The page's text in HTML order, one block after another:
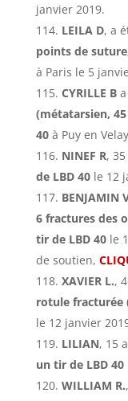
janvier 2019.
LEILA D, a
points de
à Paris le 5
CYRILLE Ba
(métatarsien, 45
40à Puy en
NINEF R,
de LBD 40le 12
BENJAMIN
6 fractures des
tir de LBD 40le
de soutien,
XAVIER L.,
rotule fracturée
le 12 janvier
LILIAN, 15
un tir de LBD 40
WILLIAM R.